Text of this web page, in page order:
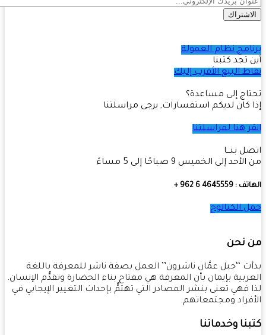
نظام العمولة
تجد كتبنا
البيع الأقرب إليك
إلى مساعدة؟
كان لديكم استفسارات, يرجى مراسلتنا
هنا لمراسلتنا
بنـــا
إلى الخميس 9 صباحًا إلى 5 مساءً
6 962 +
الكتالوج
نحن
‘‘جبل عمَّان ناشرون’’ العمل بصفة ناشر للمعرفة باللغة
بإيمان بأن المعرفة هي مفتاح بناء الحضارة وتقدُّم الإنسان.
فهي تعنى بنشر المصادر التي تهتمُّ بإحداث التغيير الإيجابي في
ومجتمعاتهم.
وخدماتنا